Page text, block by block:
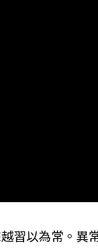
習以為常。異